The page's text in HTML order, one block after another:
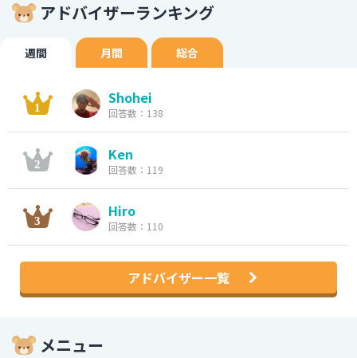
アドバイザーランキング
週間 月間 総合
Shohei
回答数：138
Ken
回答数：119
Hiro
回答数：110
アドバイザー一覧
メニュー